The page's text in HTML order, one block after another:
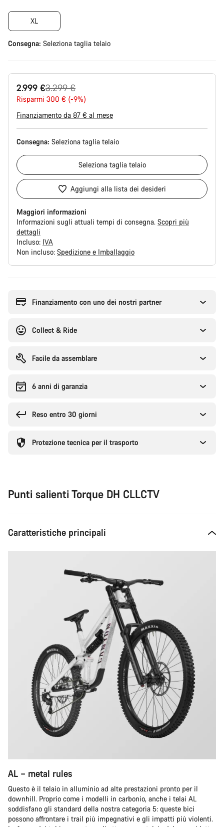
XL
Consegna: Seleziona taglia telaio
2.999 €
Prezzo
originale
3.299 €
Risparmi 300 € (-9%)
Finanziamento da 87 € al mese
Consegna: Seleziona taglia telaio
Seleziona taglia telaio
Aggiungi alla lista dei desideri
Maggiori informazioni
Informazioni sugli attuali tempi di consegna. Scopri più
dettagli
Incluso: IVA
Non incluso: Spedizione e Imballaggio
l'acquistoFinanziamento con uno dei nostri partner
Collect & Ride
Facile da assemblare
6 anni di garanzia
Reso entro 30 giorni
Protezione tecnica per il trasporto
Punti salienti Torque DH CLLCTV
Caratteristiche principali
AL – metal rules
Questo è il telaio in alluminio ad alte prestazioni pronto per il
downhill. Proprio come i modelli in carbonio, anche i telai AL
soddisfano gli standard della nostra categoria 5: queste bici
possono affrontare i trail più impegnativi e gli impatti più violenti.